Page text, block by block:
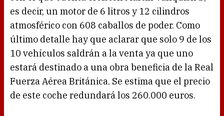
es decir, un motor de 6 litros y 12 cilindros
atmosférico con 608 caballos de poder. Como
último detalle hay que aclarar que solo 9 de los
10 vehículos saldrán a la venta ya que uno
estará destinado a una obra beneficia de la Real
Fuerza Aérea Británica. Se estima que el precio
de este coche redundará los 260.000 euros.